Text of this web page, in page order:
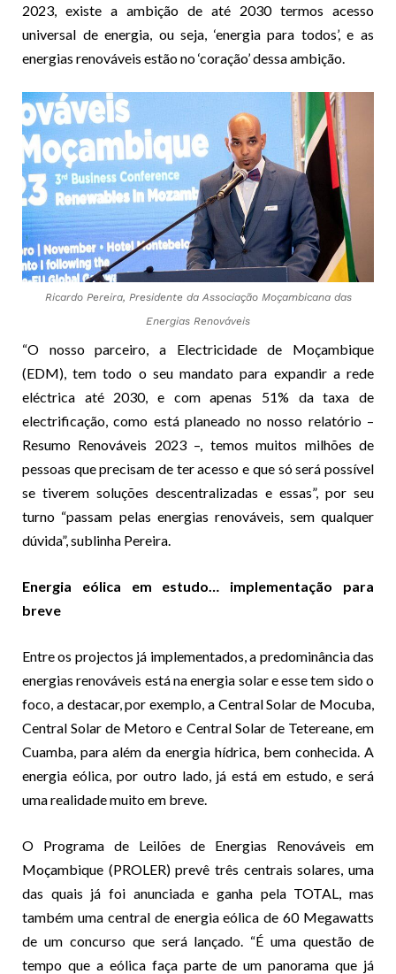
2023, existe a ambição de até 2030 termos acesso
universal de energia, ou seja, ‘energia para todos’, e as
energias renováveis estão no ‘coração’ dessa ambição.
Ricardo Pereira, Presidente da Associação Moçambicana das
Energias Renováveis
“O nosso parceiro, a Electricidade de Moçambique
(EDM), tem todo o seu mandato para expandir a rede
eléctrica até 2030, e com apenas 51% da taxa de
electrificação, como está planeado no nosso relatório –
Resumo Renováveis 2023 –, temos muitos milhões de
pessoas que precisam de ter acesso e que só será possível
se tiverem soluções descentralizadas e essas”, por seu
turno “passam pelas energias renováveis, sem qualquer
dúvida”, sublinha Pereira.
Energia eólica em estudo… implementação para
breve
Entre os projectos já implementados, a predominância das
energias renováveis está na energia solar e esse tem sido o
foco, a destacar, por exemplo, a Central Solar de Mocuba,
Central Solar de Metoro e Central Solar de Tetereane, em
Cuamba, para além da energia hídrica, bem conhecida. A
energia eólica, por outro lado, já está em estudo, e será
uma realidade muito em breve.
O Programa de Leilões de Energias Renováveis em
Moçambique (PROLER) prevê três centrais solares, uma
das quais já foi anunciada e ganha pela TOTAL, mas
também uma central de energia eólica de 60 Megawatts
de um concurso que será lançado. “É uma questão de
tempo que a eólica faça parte de um panorama que já